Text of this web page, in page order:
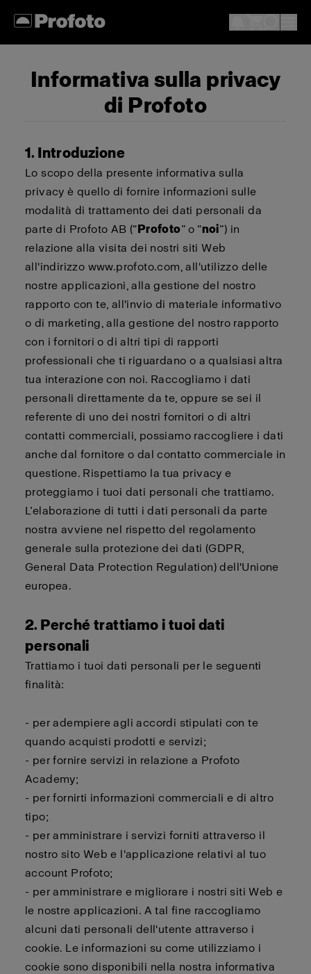
Informativa sulla privacy
di Profoto
1. Introduzione
Lo scopo della presente informativa sulla
privacy è quello di fornire informazioni sulle
modalità di trattamento dei dati personali da
parte di Profoto AB (“Profoto” o “noi”) in
relazione alla visita dei nostri siti Web
all'indirizzo www.profoto.com, all'utilizzo delle
nostre applicazioni, alla gestione del nostro
rapporto con te, all'invio di materiale informativo
o di marketing, alla gestione del nostro rapporto
con i fornitori o di altri tipi di rapporti
professionali che ti riguardano o a qualsiasi altra
tua interazione con noi. Raccogliamo i dati
personali direttamente da te, oppure se sei il
referente di uno dei nostri fornitori o di altri
contatti commerciali, possiamo raccogliere i dati
anche dal fornitore o dal contatto commerciale in
questione. Rispettiamo la tua privacy e
proteggiamo i tuoi dati personali che trattiamo.
L’elaborazione di tutti i dati personali da parte
nostra avviene nel rispetto del regolamento
generale sulla protezione dei dati (GDPR,
General Data Protection Regulation) dell'Unione
europea.
2. Perché trattiamo i tuoi dati
personali
Trattiamo i tuoi dati personali per le seguenti
finalità:
- per adempiere agli accordi stipulati con te
quando acquisti prodotti e servizi;
- per fornire servizi in relazione a Profoto
Academy;
- per fornirti informazioni commerciali e di altro
tipo;
- per amministrare i servizi forniti attraverso il
nostro sito Web e l'applicazione relativi al tuo
account Profoto;
- per amministrare e migliorare i nostri siti Web e
le nostre applicazioni. A tal fine raccogliamo
alcuni dati personali dell'utente attraverso i
cookie. Le informazioni su come utilizziamo i
cookie sono disponibili nella nostra informativa